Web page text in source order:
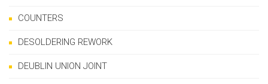
COUNTERS
DESOLDERING REWORK
DEUBLIN UNION JOINT